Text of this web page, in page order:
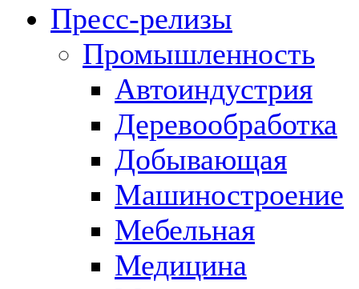
Пресс-релизы
Промышленность
Автоиндустрия
Деревообработка
Добывающая
Машиностроение
Мебельная
Медицина